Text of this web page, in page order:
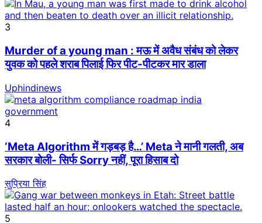
3
Murder of a young man : मऊ में अवैध संबंध को लेकर
युवक को पहले शराब पिलाई फिर पीट-पीटकर मार डाला
Uphindinews
4
‘Meta Algorithm में गड़बड़ है…’ Meta ने मानी गलती, अब
सरकार बोली- सिर्फ Sorry नहीं, पूरा हिसाब दो
सुप्रिया सिंह
5